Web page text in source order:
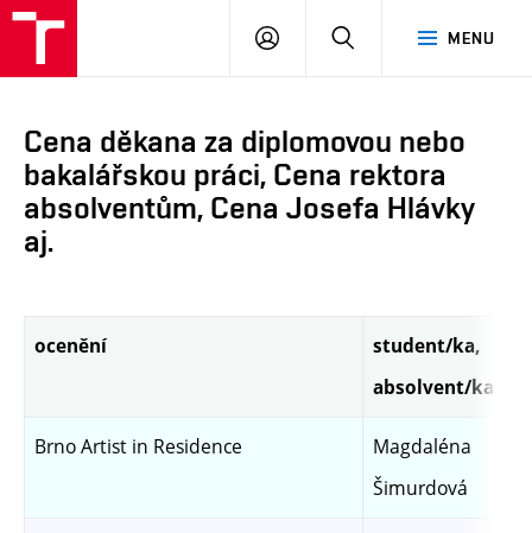
MENU
PŘIHLÁSIT
Cena děkana za diplomovou nebo
bakalářskou práci, Cena rektora
absolventům, Cena Josefa Hlávky
aj.
ocenění
student/ka,
absolvent/ka
Brno Artist in Residence
Magdaléna
Šimurdová